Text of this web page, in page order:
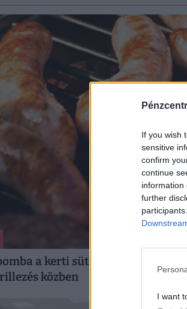
If you wish
sensitive
confirm
continue
information
further
I want
a kerti sütögetés?
közben